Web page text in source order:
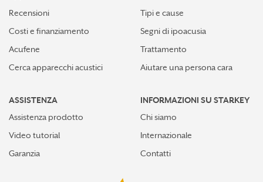
Recensioni
Costi e finanziamento
Acufene
Cerca apparecchi acustici
Tipi e cause
Segni di ipoacusia
Trattamento
Aiutare una persona cara
ASSISTENZA
Assistenza prodotto
Video tutorial
Garanzia
INFORMAZIONI SU STARKEY
Chi siamo
Internazionale
Contatti